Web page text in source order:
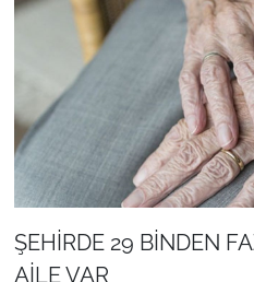
ŞEHİRDE 29 BİNDEN
AİLE VAR